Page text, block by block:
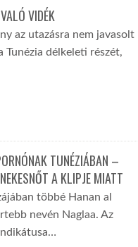
VIDÉK
az utazásra nem javasolt
Tunézia délkeleti részét,
TUNÉZIÁBAN –
A KLIPJE MIATT
többé Hanan al
nevén Naglaa. Az